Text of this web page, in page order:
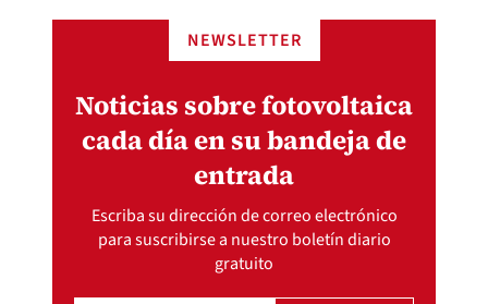
NEWSLETTER
Noticias sobre fotovoltaica
cada día en su bandeja de
entrada
Escriba su dirección de correo electrónico
para suscribirse a nuestro boletín diario
gratuito